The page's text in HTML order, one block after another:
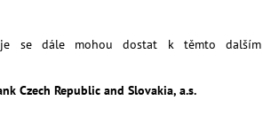
se dále mohou dostat k těmto dalším
Czech Republic and Slovakia, a.s.